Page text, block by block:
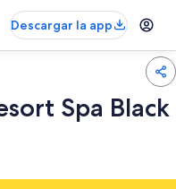
Descargar la app
Spa Black